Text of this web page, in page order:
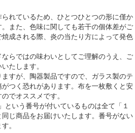
れているため、ひとつひとつの形に僅か
また、色味に関しても若干の個体差がご
成される際、炎の当たり方によって発色
らではの味わいとしてご理解のうえ、ご
たします。
すが、陶器製品ですので、ガラス製のテ
つく恐れがあります。布を一枚敷くと安
でオススメです。
いう番号が付いているものは全て「１
じ商品をお届けいたします。番号がない
。